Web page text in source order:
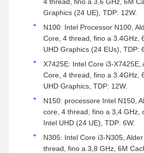
Graphics (24 UE), TDP: 12W.
N100: Intel Processor N100,
Core, 4 thread, fino a 3.4GHz,
UHD Graphics (24 EUs), TDP:
X7425E: Intel Core i3-X7425E,
Core, 4 thread, fino a 3.4GHz,
UHD Graphics, TDP: 12W.
N150: processore Intel N150,
core, 4 thread, fino a 3,4 GHz,
Intel UHD (24 UE), TDP: 6W.
N305: Intel Core i3-N305,
thread, fino a 3,8 GHz, 6M